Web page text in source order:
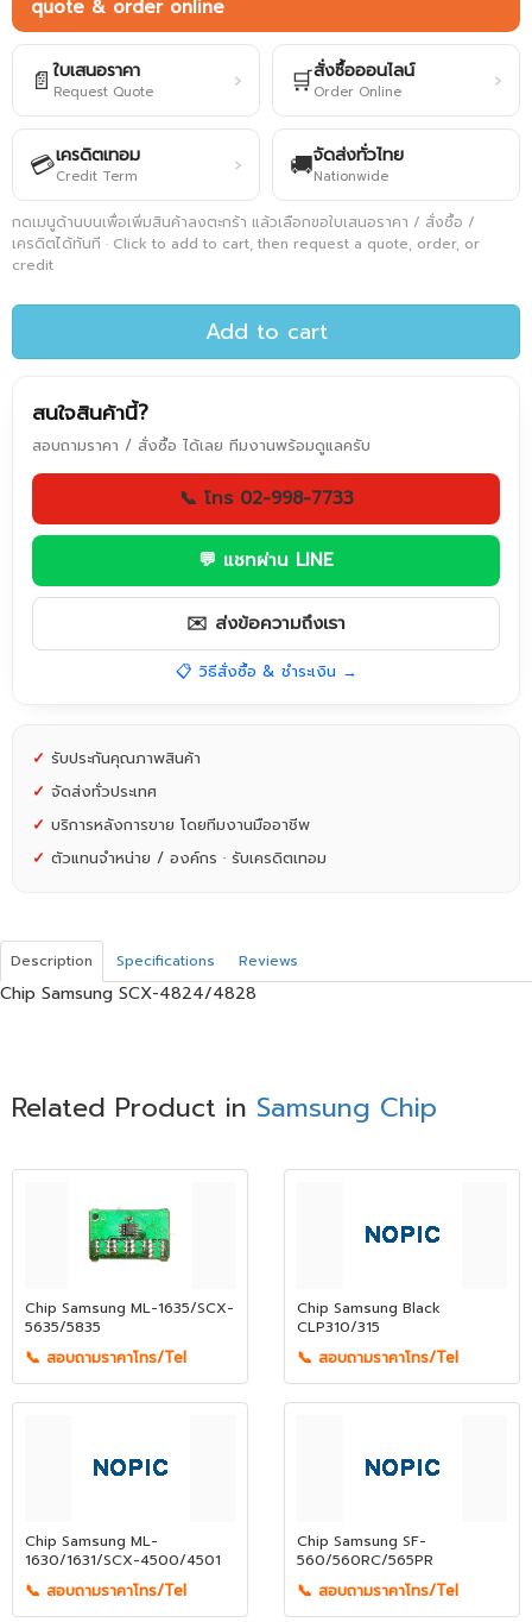
quote & order online
📄 ใบเสนอราคา
Request Quote › 🛒สั่งซื้อออนไลน์
Order Online ›
💳เครดิตเทอม
Credit Term › 🚚จัดส่งทั่วไทย
Nationwide
กดเมนูด้านบนเพื่อเพิ่มสินค้าลงตะกร้า แล้วเลือกขอใบเสนอราคา / สั่งซื้อ /
เครดิตได้ทันที · Click to add to cart, then request a quote, order, or
credit
Add to cart
สนใจสินค้านี้?
สอบถามราคา / สั่งซื้อ ได้เลย ทีมงานพร้อมดูแลครับ
📞 โทร 02-998-7733
💬 แชทผ่าน LINE
✉️ ส่งข้อความถึงเรา
📋 วิธีสั่งซื้อ & ชำระเงิน →
✓ รับประกันคุณภาพสินค้า
✓ จัดส่งทั่วประเทศ
✓ บริการหลังการขาย โดยทีมงานมืออาชีพ
✓ ตัวแทนจำหน่าย / องค์กร · รับเครดิตเทอม
Description Specifications Reviews
Chip Samsung SCX-4824/4828
Related Product in Samsung Chip
Chip Samsung ML-1635/SCX-
5635/5835
📞 สอบถามราคาโทร/Tel
Chip Samsung Black
CLP310/315
📞 สอบถามราคาโทร/Tel
Chip Samsung ML-
1630/1631/SCX-4500/4501
📞 สอบถามราคาโทร/Tel
Chip Samsung SF-
560/560RC/565PR
📞 สอบถามราคาโทร/Tel